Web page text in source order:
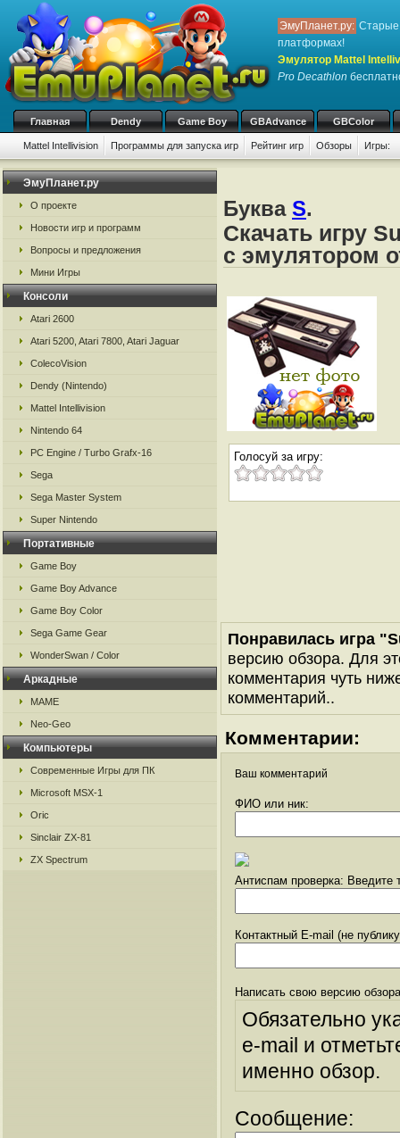
ЭмуПланет.ру: Старые
платформах!
Эмулятор Mattel
Pro Decathlon
Главная Dendy Game Boy GBAdvance GBColor
Mattel Intellivision Программы для запуска игр Рейтинг игр Обзоры Игры:
ЭмуПланет.ру
О проекте
Новости игр и программ
Вопросы и предложения
Мини Игры
Консоли
Atari 2600
Atari 5200, Atari 7800, Atari Jaguar
ColecoVision
Dendy (Nintendo)
Mattel Intellivision
Nintendo 64
PC Engine / Turbo Grafx-16
Sega
Sega Master System
Super Nintendo
Портативные
Game Boy
Game Boy Advance
Game Boy Color
Sega Game Gear
WonderSwan / Color
Аркадные
MAME
Neo-Geo
Компьютеры
Современные Игры для ПК
Microsoft MSX-1
Oric
Sinclair ZX-81
ZX Spectrum
Буква S.
Скачать игру
с эмулятором
Голосуй за игру:
Понравилась игра
версию обзора. Для
комментария чуть
комментарий..
Комментарии:
Ваш комментарий
ФИО или ник:
Антиспам проверка: Введите
Контактный E-mail (не
Написать свою версию
Обязательно
e-mail и
именно обзор.
Сообщение: